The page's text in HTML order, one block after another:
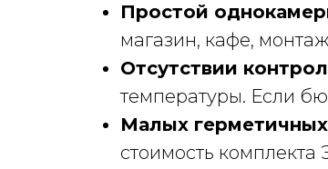
Простой
магазин, кафе,
Отсутствии
температуры. Если
Малых
стоимость